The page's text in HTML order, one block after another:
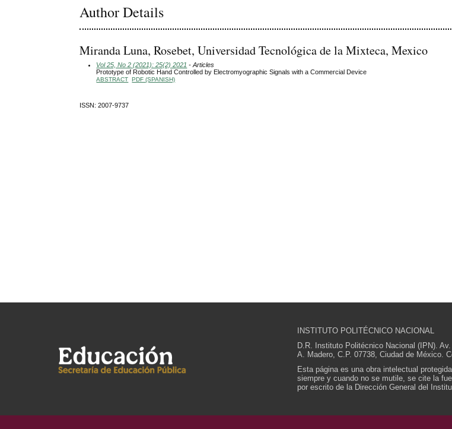
Author Details
Miranda Luna, Rosebet, Universidad Tecnológica de la Mixteca, Mexico
Vol 25, No 2 (2021): 25(2) 2021 - Articles
Prototype of Robotic Hand Controlled by Electromyographic Signals with a Commercial Device
ABSTRACT PDF (SPANISH)
ISSN: 2007-9737
INSTITUTO POLITÉCNICO NACIONAL
D.R. Instituto Politécnico Nacional (IPN).
A. Madero, C.P. 07738, Ciudad de México.
Esta página es una obra intelectual
siempre y cuando no se mutile, se cite la
por escrito de la Dirección General del